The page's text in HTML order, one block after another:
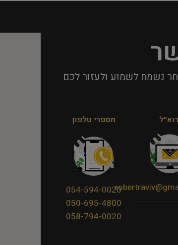
נשמח לשמוע ולעזור לכם
מספרי טלפון
054-594-0020
050-695-4800
058-794-0020